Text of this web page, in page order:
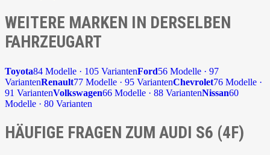
WEITERE MARKEN IN DERSELBEN
FAHRZEUGART
Toyota84 Modelle · 105 VariantenFord56 Modelle · 97
VariantenRenault77 Modelle · 95 VariantenChevrolet76 Modelle ·
91 VariantenVolkswagen66 Modelle · 88 VariantenNissan60
Modelle · 80 Varianten
HÄUFIGE FRAGEN ZUM AUDI S6 (4F)